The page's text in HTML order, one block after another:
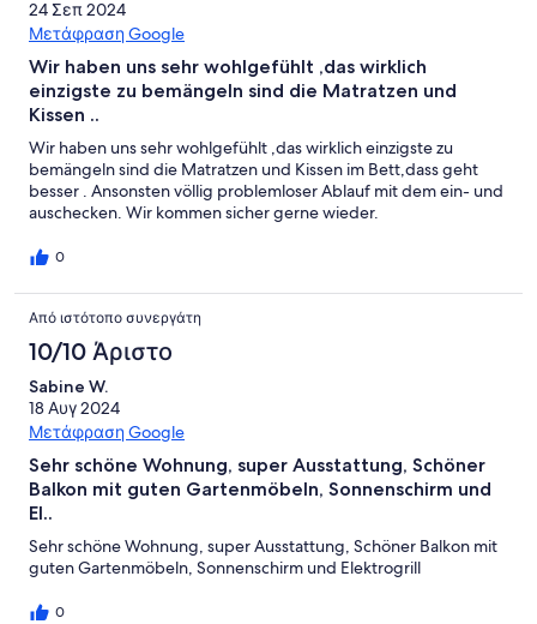
24 Σεπ 2024
Μετάφραση Google
Wir haben uns sehr wohlgefühlt ,das wirklich
einzigste zu bemängeln sind die Matratzen und
Kissen ..
Wir haben uns sehr wohlgefühlt ,das wirklich einzigste zu
bemängeln sind die Matratzen und Kissen im Bett,dass geht
besser . Ansonsten völlig problemloser Ablauf mit dem ein- und
auschecken. Wir kommen sicher gerne wieder.
0
Από ιστότοπο συνεργάτη
10/10 Άριστο
Sabine W.
18 Αυγ 2024
Μετάφραση Google
Sehr schöne Wohnung, super Ausstattung, Schöner
Balkon mit guten Gartenmöbeln, Sonnenschirm und
El..
Sehr schöne Wohnung, super Ausstattung, Schöner Balkon mit
guten Gartenmöbeln, Sonnenschirm und Elektrogrill
0